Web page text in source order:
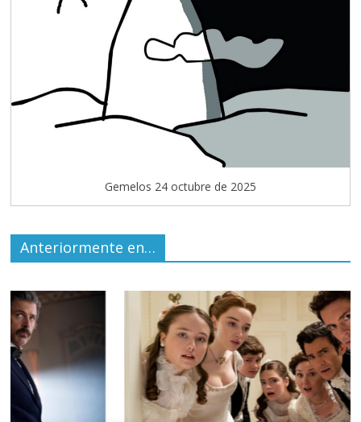
Gemelos 24 octubre de 2025
Anteriormente en…